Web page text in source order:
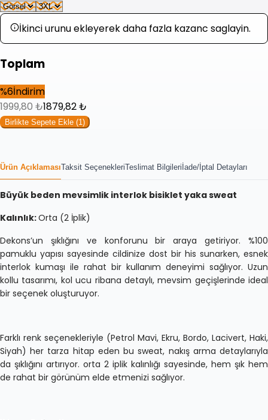
İkinci urunu ekleyerek daha fazla kazanc saglayin.
Toplam
%6İndirim
1999,80 ₺1879,82₺
Birlikte Sepete Ekle (1 )
Ürün AçıklamasıTaksit SeçenekleriTeslimat Bilgileri İade/İptal Detayları
Büyük beden mevsimlik interlok bisiklet yaka sweat
Kalınlık:Orta (2 İplik)
Dekons’un şıklığını ve konforunu bir araya getiriyor. %100
pamuklu yapısı sayesinde cildinize dost bir his sunarken, esnek
interlok kumaşı ile rahat bir kullanım deneyimi sağlıyor. Uzun
kollu tasarımı, kol ucu ribana detaylı, mevsim geçişlerinde ideal
bir seçenek oluşturuyor.
Farklı renk seçenekleriyle (Petrol Mavi, Ekru, Bordo, Lacivert, Haki,
Siyah) her tarza hitap eden bu sweat, nakış arma detaylarıyla
da şıklığını artırıyor. orta 2 iplik kalınlığı sayesinde, hem şık hem
de rahat bir görünüm elde etmenizi sağlıyor.